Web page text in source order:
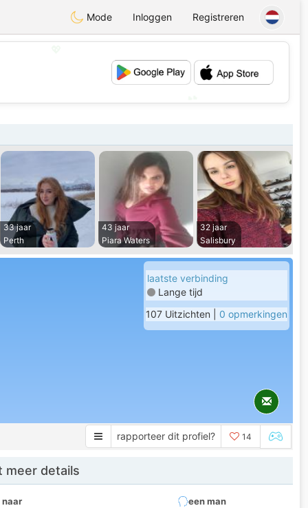
Mode Inloggen Registreren
33 jaar
Perth
43 jaar
Piara Waters
32 jaar
Salisbury
laatste verbinding
Lange tijd
107 Uitzichten | 0 opmerkingen
rapporteer dit profiel? 14
meer details
naar
een man